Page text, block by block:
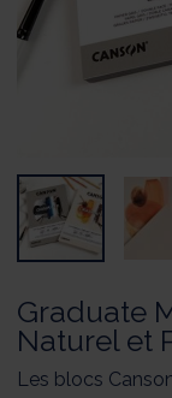
Graduate
Naturel et
Les blocs